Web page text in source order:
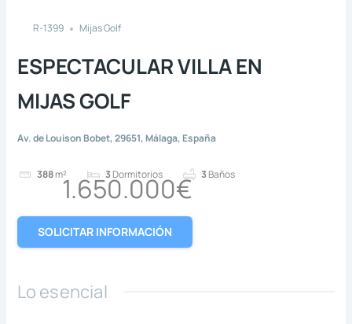
R-1399 Mijas Golf
ESPECTACULAR VILLA EN
MIJAS GOLF
Av. de Louison Bobet, 29651, Málaga, España
388 m² 3 Dormitorios 3 Baños
1.650.000€
SOLICITAR INFORMACIÓN
Lo esencial